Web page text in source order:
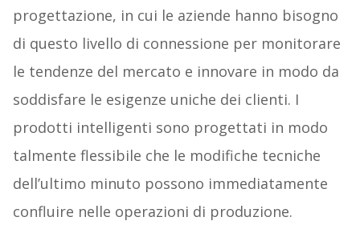
progettazione, in cui le aziende hanno bisogno
di questo livello di connessione per monitorare
le tendenze del mercato e innovare in modo da
soddisfare le esigenze uniche dei clienti. I
prodotti intelligenti sono progettati in modo
talmente flessibile che le modifiche tecniche
dell’ultimo minuto possono immediatamente
confluire nelle operazioni di produzione.